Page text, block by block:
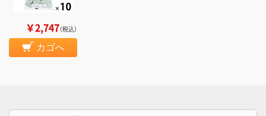
￥2,747（税込）
カゴへ